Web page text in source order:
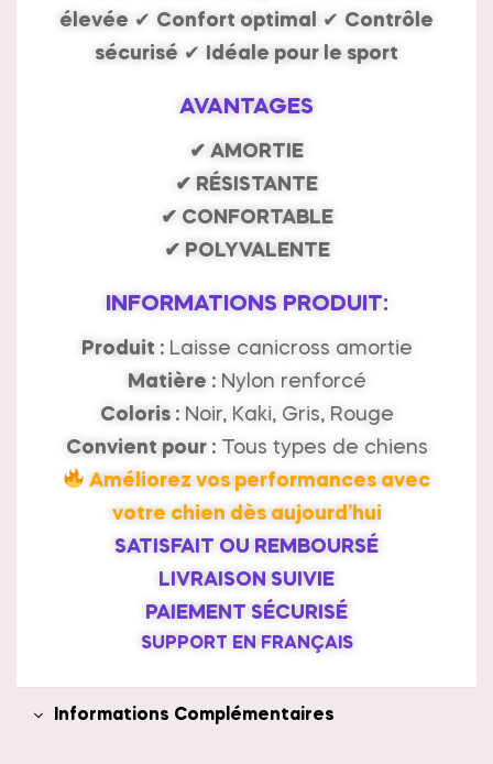
élevée ✔ Confort optimal ✔ Contrôle
sécurisé ✔ Idéale pour le sport
AVANTAGES
✔ AMORTIE
✔ RÉSISTANTE
✔ CONFORTABLE
✔ POLYVALENTE
INFORMATIONS PRODUIT:
Produit :Laisse canicross amortie
Matière :Nylon renforcé
Coloris :Noir, Kaki, Gris, Rouge
Convient pour :Tous types de chiens
Améliorez vos performances avec
votre chien dès aujourd’hui
SATISFAIT OU REMBOURSÉ
LIVRAISON SUIVIE
PAIEMENT SÉCURISÉ
SUPPORT EN FRANÇAIS
Informations Complémentaires